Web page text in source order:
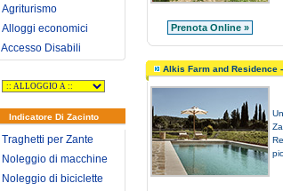
Agriturismo
Alloggi economici
Accesso Disabili
Indicatore Di Zacinto
Traghetti per Zante
Noleggio di macchine
Noleggio di biciclette
Prenota Online »
Alkis Farm and Residence